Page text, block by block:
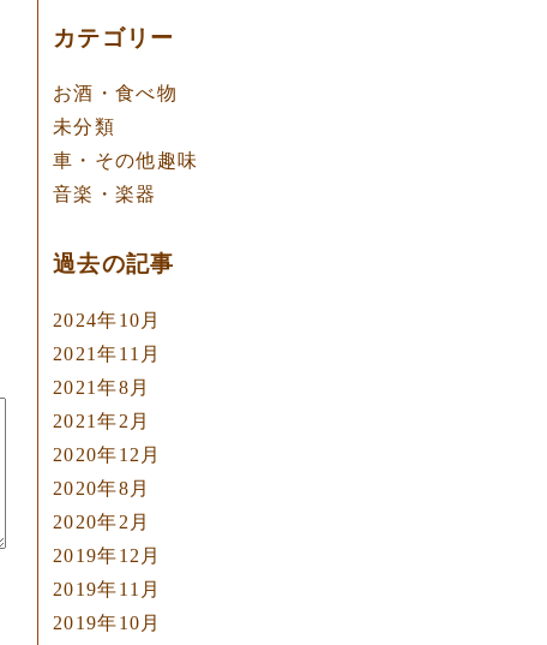
カテゴリー
お酒・食べ物
未分類
車・その他趣味
音楽・楽器
過去の記事
2024年10月
2021年11月
2021年8月
2021年2月
2020年12月
2020年8月
2020年2月
2019年12月
2019年11月
2019年10月